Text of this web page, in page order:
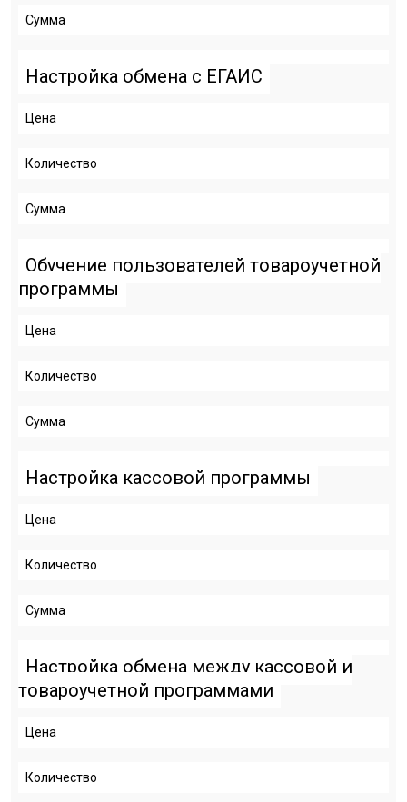
Сумма
Настройка обмена с ЕГАИС
Цена
Количество
Сумма
Обучение пользователей товароучетной
программы
Цена
Количество
Сумма
Настройка кассовой программы
Цена
Количество
Сумма
Настройка обмена между кассовой и
товароучетной программами
Цена
Количество